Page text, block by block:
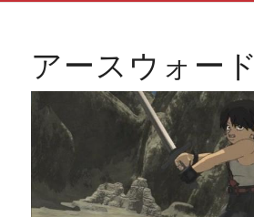
アースウォード